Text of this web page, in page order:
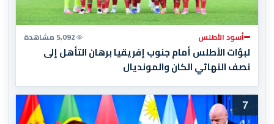
أسود الأطلس 5,092 مشاهدة
لبؤات الأطلس أمام جنوب إفريقيا برهان التأهل إلى
نصف النهائي الكان والمونديال
7